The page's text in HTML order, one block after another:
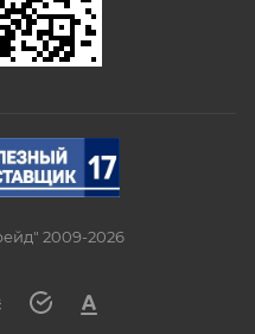
2009-2026